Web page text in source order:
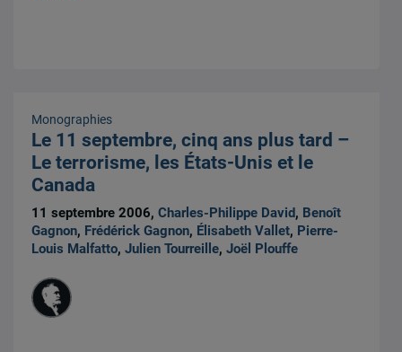
Monographies
Le 11 septembre, cinq ans plus tard –
Le terrorisme, les États-Unis et le
Canada
11 septembre 2006,Charles-Philippe David, Benoît
Gagnon, Frédérick Gagnon, Élisabeth Vallet, Pierre-
Louis Malfatto,Julien Tourreille,Joël Plouffe